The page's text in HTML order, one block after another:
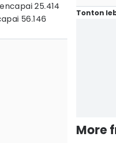
25.414
56.146
Tonton
More